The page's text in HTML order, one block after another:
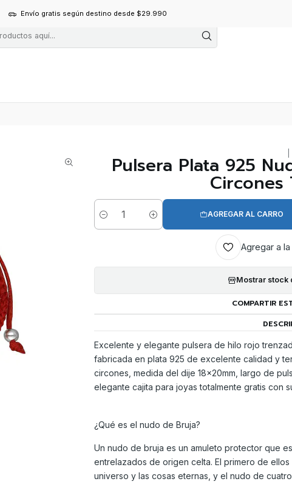
Envío gratis según destino desde $29.990
Pulsera Plata 925
Circones
Cantidad
AGREGAR AL CARRO
Agregar a
Mostrar stock
COMPARTIR
Excelente y elegante pulsera de hilo rojo
fabricada en plata 925 de excelente calidad y
circones, medida del dije 18x20mm, largo de
elegante cajita para joyas totalmente gratis con
¿Qué es el nudo de Bruja?
Un nudo de bruja es un amuleto protector que
entrelazados de origen celta. El primero de
universo y las cosas eternas, y el nudo de